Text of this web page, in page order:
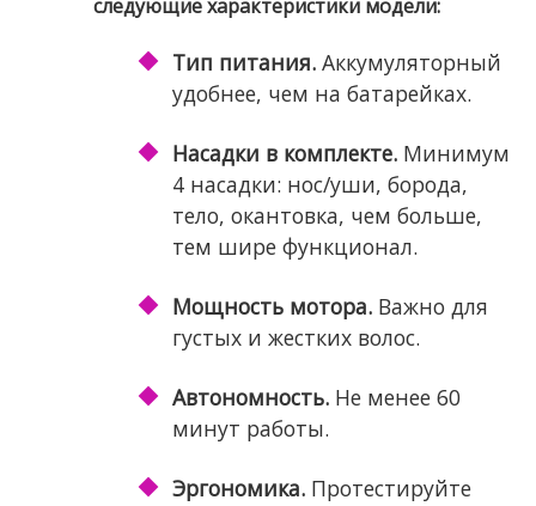
следующие характеристики модели:
Тип питания.Аккумуляторный
удобнее, чем на батарейках.
Насадки в комплекте.Минимум
4 насадки: нос/уши, борода,
тело, окантовка, чем больше,
тем шире функционал.
Мощность мотора.Важно для
густых и жестких волос.
Автономность.Не менее 60
минут работы.
Эргономика.Протестируйте